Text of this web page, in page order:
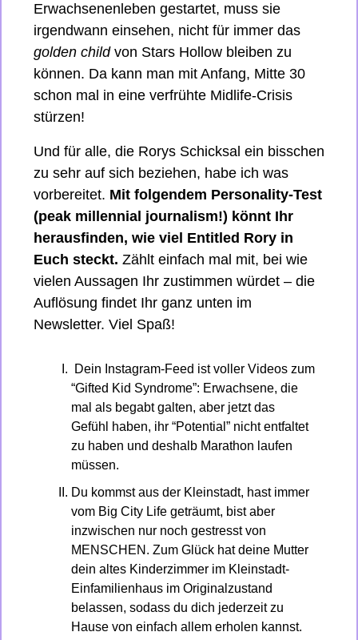
Erwachsenenleben gestartet, muss sie
golden child von Stars Hollow bleiben zu
können. Da kann man mit Anfang, Mitte 30
schon mal in eine verfrühte Midlife-Crisis
stürzen!
Und für alle, die Rorys Schicksal ein bisschen
zu sehr auf sich beziehen, habe ich was
vorbereitet. Mit folgendem Personality-Test
(peak millennial journalism!) könnt Ihr
herausfinden, wie viel Entitled Rory in
Euch steckt. Zählt einfach mal mit, bei wie
vielen Aussagen Ihr zustimmen würdet – die
Auflösung findet Ihr ganz unten im
Newsletter. Viel Spaß!
Dein Instagram-Feed ist voller Videos zum
“Gifted Kid Syndrome”: Erwachsene, die
mal als begabt galten, aber jetzt das
Gefühl haben, ihr “Potential” nicht entfaltet
zu haben und deshalb Marathon laufen
müssen.
Du kommst aus der Kleinstadt, hast immer
vom Big City Life geträumt, bist aber
inzwischen nur noch gestresst von
MENSCHEN. Zum Glück hat deine Mutter
dein altes Kinderzimmer im Kleinstadt-
Einfamilienhaus im Originalzustand
belassen, sodass du dich jederzeit zu
Hause von einfach allem erholen kannst.